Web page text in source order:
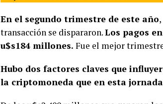
En el segundo trimestre de este año
transacción se dispararon.Los pagos
u$s184 millones. Fue el mejor
Hubo dos factores claves que
la criptomoneda que en esta jornada